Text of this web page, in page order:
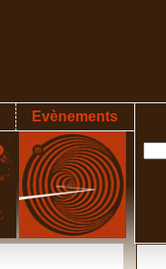
Evènements